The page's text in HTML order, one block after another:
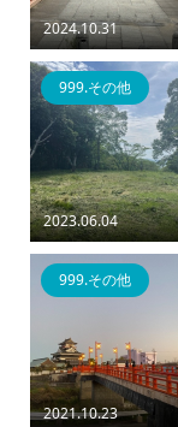
2024.10.31
2023.06.04
999.その他
2021.10.23
999.その他